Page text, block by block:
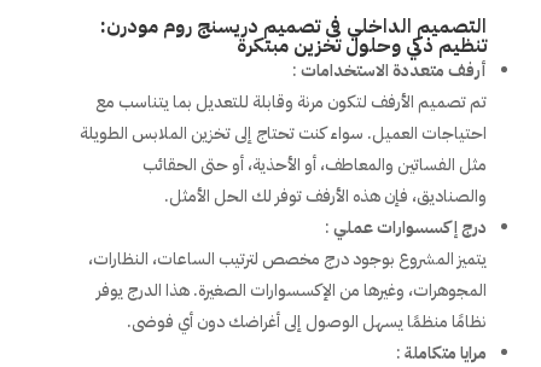
التصميم الداخلي فى تصميم دريسنج روم مودرن:
تنظيم ذكي وحلول تخزين مبتكرة
أرفف متعددة الاستخدامات:
تم تصميم الأرفف لتكون مرنة وقابلة للتعديل بما يتناسب مع
احتياجات العميل. سواء كنت تحتاج إلى تخزين الملابس الطويلة
مثل الفساتين والمعاطف، أو الأحذية، أو حتى الحقائب
والصناديق، فإن هذه الأرفف توفر لك الحل الأمثل.
درج إكسسوارات عملي:
يتميز المشروع بوجود درج مخصص لترتيب الساعات، النظارات،
المجوهرات، وغيرها من الإكسسوارات الصغيرة. هذا الدرج يوفر
نظامًا منظمًا يسهل الوصول إلى أغراضك دون أي فوضى.
مرايا متكاملة: